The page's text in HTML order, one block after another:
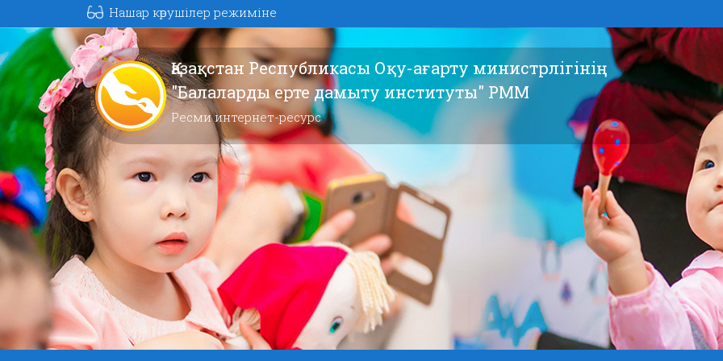
Нашар көрушілер режиміне
Қазақстан Республикасы Оқу-ағарту министрлігінің
"Балаларды ерте дамыту институты" РММ
Ресми интернет-ресурс